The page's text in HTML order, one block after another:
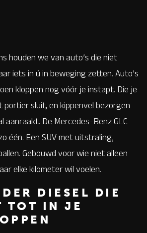
houden we van auto’s die niet
iets in ú in beweging zetten. Auto’s
kloppen nog vóór je instapt. Die je
portier sluit, en kippenvel bezorgen
aanraakt. De Mercedes-Benz GLC
één. Een SUV met uitstraling,
Gebouwd voor wie niet alleen
elke kilometer wil voelen.
DIESEL DIE
TOT IN JE